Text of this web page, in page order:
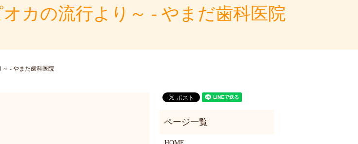
カの流行より～ - やまだ歯科医院
～ - やまだ歯科医院